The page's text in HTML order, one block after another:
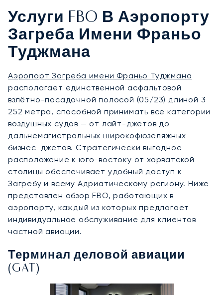
Услуги FBO В Аэропорту
Загреба Имени Франьо
Туджмана
Аэропорт Загреба имени Франьо Туджмана
располагает единственной асфальтовой
взлётно-посадочной полосой (05/23) длиной 3
252 метра, способной принимать все категории
воздушных судов — от лайт-джетов до
дальнемагистральных широкофюзеляжных
бизнес-джетов. Стратегически выгодное
расположение к юго-востоку от хорватской
столицы обеспечивает удобный доступ к
Загребу и всему Адриатическому региону. Ниже
представлен обзор FBO, работающих в
аэропорту, каждый из которых предлагает
индивидуальное обслуживание для клиентов
частной авиации.
Терминал деловой авиации
(GAT)